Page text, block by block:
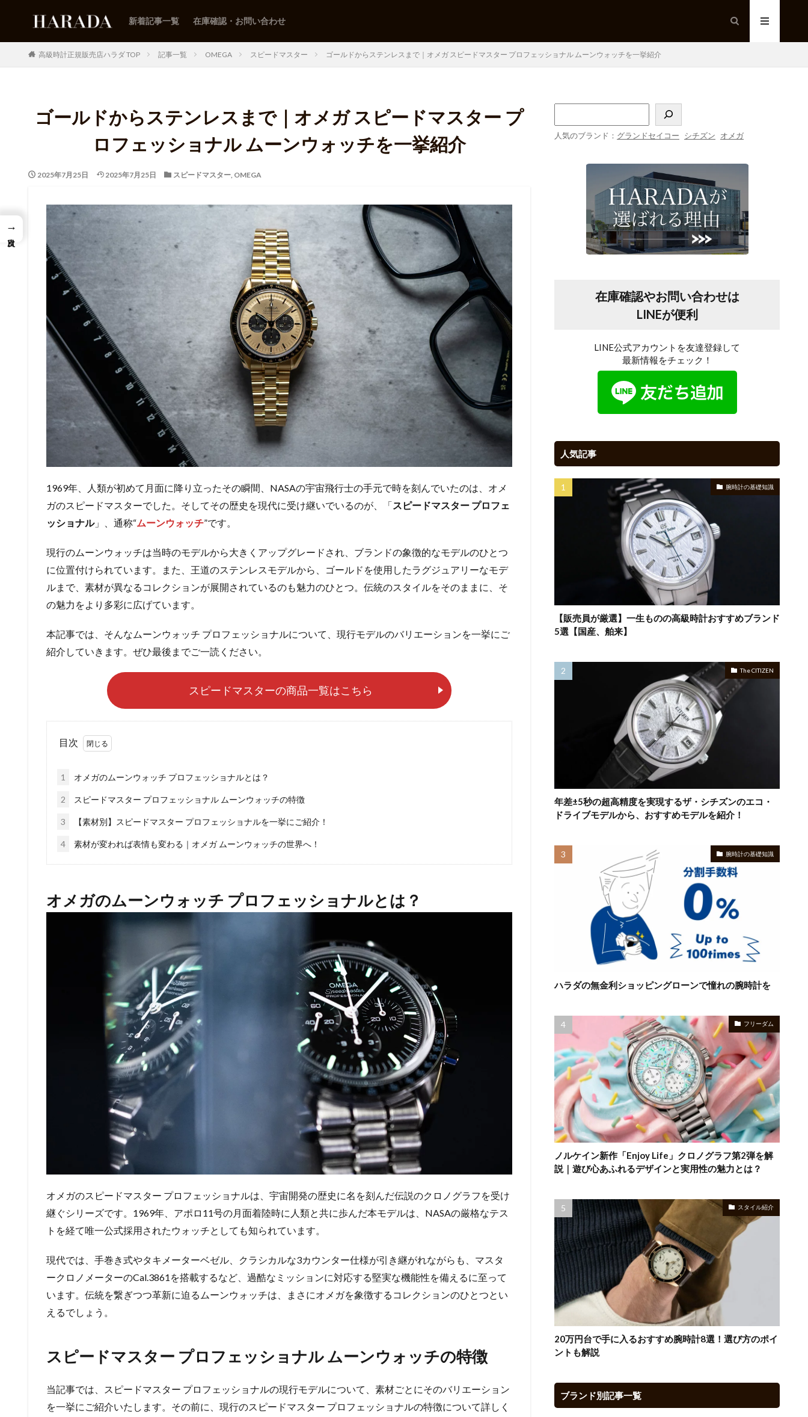
新着記事一覧 在庫確認・お問い合わせ
高級時計正規販売店ハラダ TOP 記事一覧 OMEGA スピードマスター ゴールドからステンレスまで｜オメガ スピードマスター プロフェッショナル ムーンウォッチを一挙紹介
ゴールドからステンレスまで｜オメガ スピードマスター プ
ロフェッショナル ムーンウォッチを一挙紹介
2025年7月25日 2025年7月25日 スピードマスター, OMEGA
1969年、人類が初めて月面に降り立ったその瞬間、NASAの宇宙飛行士の手元で時を刻んでいたのは、オメ
ガのスピードマスターでした。そしてその歴史を現代に受け継いでいるのが、「スピードマスター プロフェ
ッショナル」、通称“ムーンウォッチ”です。
現行のムーンウォッチは当時のモデルから大きくアップグレードされ、ブランドの象徴的なモデルのひとつ
に位置付けられています。また、王道のステンレスモデルから、ゴールドを使用したラグジュアリーなモデ
ルまで、素材が異なるコレクションが展開されているのも魅力のひとつ。伝統のスタイルをそのままに、そ
の魅力をより多彩に広げています。
本記事では、そんなムーンウォッチ プロフェッショナルについて、現行モデルのバリエーションを一挙にご
紹介していきます。ぜひ最後までご一読ください。
スピードマスターの商品一覧はこちら
目次
1 オメガのムーンウォッチ プロフェッショナルとは？
2 スピードマスター プロフェッショナル ムーンウォッチの特徴
3 【素材別】スピードマスター プロフェッショナルを一挙にご紹介！
4 素材が変われば表情も変わる｜オメガ ムーンウォッチの世界へ！
オメガのムーンウォッチ プロフェッショナルとは？
オメガのスピードマスター プロフェッショナルは、宇宙開発の歴史に名を刻んだ伝説のクロノグラフを受け
継ぐシリーズです。1969年、アポロ11号の月面着陸時に人類と共に歩んだ本モデルは、NASAの厳格なテス
トを経て唯一公式採用されたウォッチとしても知られています。
現代では、手巻き式やタキメーターベゼル、クラシカルな3カウンター仕様が引き継がれながらも、マスタ
ークロノメーターのCal.3861を搭載するなど、過酷なミッションに対応する堅実な機能性を備えるに至って
います。伝統を繋ぎつつ革新に迫るムーンウォッチは、まさにオメガを象徴するコレクションのひとつとい
えるでしょう。
スピードマスター プロフェッショナル ムーンウォッチの特徴
当記事では、スピードマスター プロフェッショナルの現行モデルについて、素材ごとにそのバリエーション
を一挙にご紹介いたします。その前に、現行のスピードマスター プロフェッショナルの特徴について詳しく
人気のブランド： グランドセイコー シチズン オメガ
在庫確認やお問い合わせは
LINEが便利
LINE公式アカウントを友達登録して
最新情報をチェック！
人気記事
腕時計の基礎知識
【販売員が厳選】一生ものの高級時計おすすめブランド
5選【国産、舶来】
The CITIZEN
年差±5秒の超高精度を実現するザ・シチズンのエコ・
ドライブモデルから、おすすめモデルを紹介！
腕時計の基礎知識
ハラダの無金利ショッピングローンで憧れの腕時計を
フリーダム
ノルケイン新作「Enjoy Life」クロノグラフ第2弾を解
説｜遊び心あふれるデザインと実用性の魅力とは？
スタイル紹介
20万円台で手に入るおすすめ腕時計8選！選び方のポイ
ントも解説
ブランド別記事一覧
→